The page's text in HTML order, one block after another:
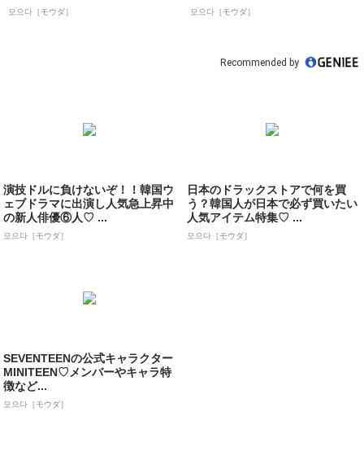
...
모으다［モウダ］ イト...
모으다［モウダ］
Recommended by
演技ドルに負けないぞ！！韓国ウ
ェブドラマに出演し人気急上昇中
の新人俳優⑥人♡ ...
모으다［モウダ］
日本のドラックストアで何を買
う？韓国人が日本で必ず買いたい
人気アイテム特集♡ ...
모으다［モウダ］
SEVENTEENの公式キャラクター
MINITEEN♡メンバーやキャラ特
徴など...
모으다［モウダ］